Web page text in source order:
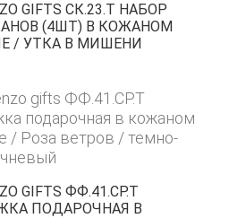
GIFTS СК.23.Т НАБОР
(4ШТ) В КОЖАНОМ
/ УТКА В МИШЕНИ
GIFTS ФФ.41.СР.Т
ПОДАРОЧНАЯ В